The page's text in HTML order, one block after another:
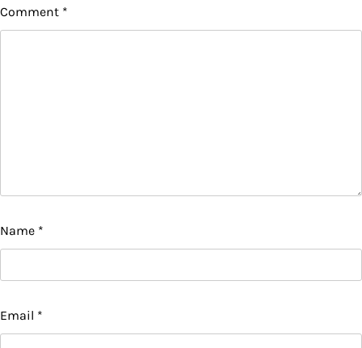
Comment *
Name *
Email *